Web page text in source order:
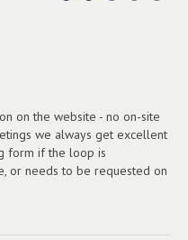
on the website - no on-site
we always get excellent
form if the loop is
or needs to be requested on